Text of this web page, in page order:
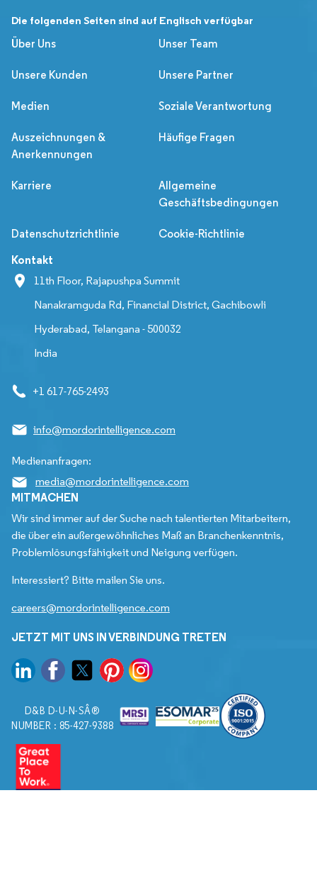
Die folgenden Seiten sind auf Englisch verfügbar
Über Uns
Unser Team
Unsere Kunden Unsere Partner
Medien Soziale Verantwortung
Auszeichnungen &
Anerkennungen
Häufige Fragen
Karriere
Allgemeine
Geschäftsbedingungen
Datenschutzrichtlinie Cookie-Richtlinie
Kontakt
11th Floor, Rajapushpa Summit
Nanakramguda Rd, Financial District, Gachibowli
Hyderabad, Telangana - 500032
India
+1 617-765-2493
info@mordorintelligence.com
Medienanfragen:
media@mordorintelligence.com
MITMACHEN
Wir sind immer auf der Suche nach talentierten Mitarbeitern,
die über ein außergewöhnliches Maß an Branchenkenntnis,
Problemlösungsfähigkeit und Neigung verfügen.
Interessiert? Bitte mailen Sie uns.
careers@mordorintelligence.com
JETZT MIT UNS IN VERBINDUNG TRETEN
D&B D-U-N-SÂ®
NUMBER : 85-427-9388